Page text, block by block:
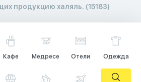
продукцию халяль. (15183)
Кафе Медресе Отели Одежда